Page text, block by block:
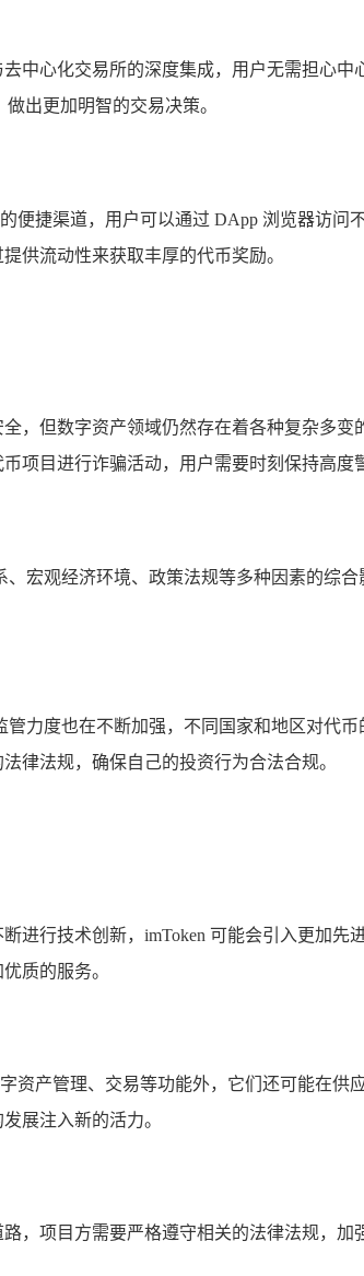
中心化交易所的深度集成，用户无需担心
出更加明智的交易决策。
便捷渠道，用户可以通过 DApp 浏览器访问
供流动性来获取丰厚的代币奖励。
，但数字资产领域仍然存在着各种复杂多
项目进行诈骗活动，用户需要时刻保持高度
宏观经济环境、政策法规等多种因素的综
力度也在不断加强，不同国家和地区对代
律法规，确保自己的投资行为合法合规。
进行技术创新，imToken 可能会引入更加
质的服务。
资产管理、交易等功能外，它们还可能在
展注入新的活力。
，项目方需要严格遵守相关的法律法规，